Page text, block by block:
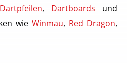
Dartpfeilen, Dartboards und
wie Winmau, Red Dragon,